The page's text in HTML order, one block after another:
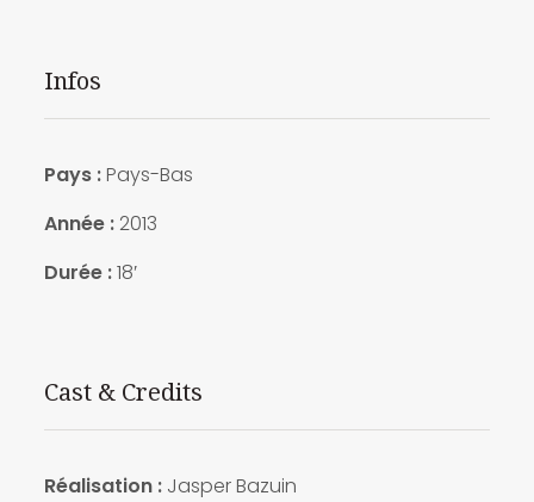
Infos
Pays :Pays-Bas
Année : 2013
Durée :18′
Cast & Credits
Réalisation : Jasper Bazuin